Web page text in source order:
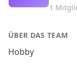
1
ÜBER DAS TEAM
Hobby